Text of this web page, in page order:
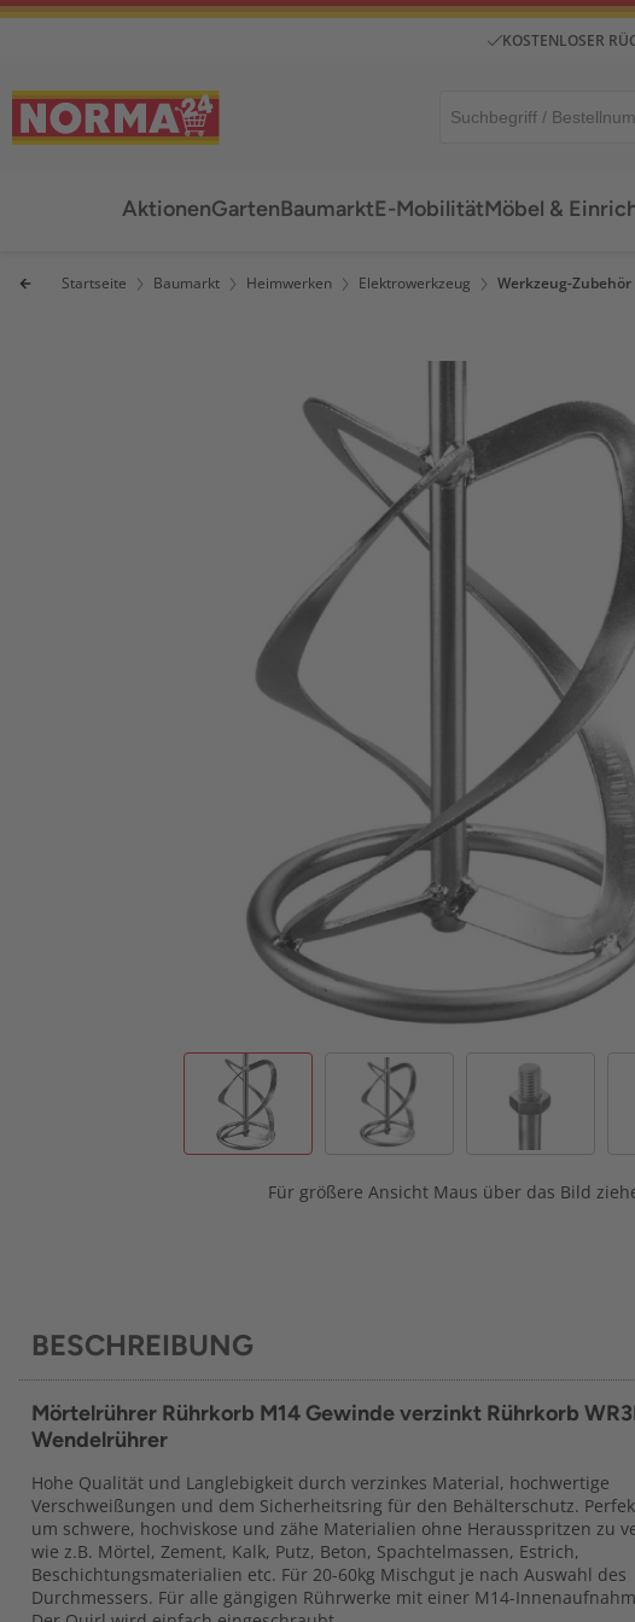
KOSTENLOSER
AktionenGartenBaumarktE-MobilitätMöbel &
Startseite Baumarkt Heimwerken Elektrowerkzeug Werkzeug-Zubehör
Für größere Ansicht Maus über das Bild
BESCHREIBUNG
Mörtelrührer Rührkorb M14 Gewinde verzinkt Rührkorb
Wendelrührer
Hohe Qualität und Langlebigkeit durch verzinkes Material, hochwertige
Verschweißungen und dem Sicherheitsring für den Behälterschutz.
um schwere, hochviskose und zähe Materialien ohne Herausspritzen zu
wie z.B. Mörtel, Zement, Kalk, Putz, Beton, Spachtelmassen, Estrich,
Beschichtungsmaterialien etc. Für 20-60kg Mischgut je nach Auswahl des
Durchmessers. Für alle gängigen Rührwerke mit einer M14-